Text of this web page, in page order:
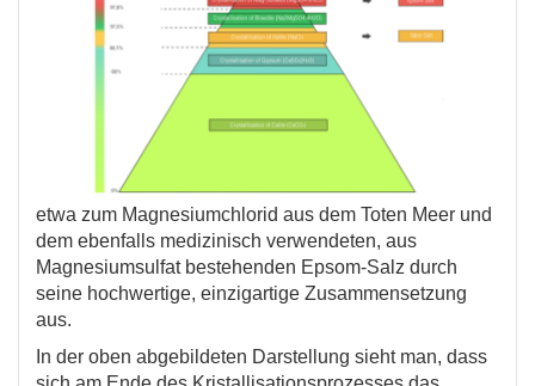
etwa zum Magnesiumchlorid aus dem Toten Meer und
dem ebenfalls medizinisch verwendeten, aus
Magnesiumsulfat bestehenden Epsom-Salz durch
seine hochwertige, einzigartige Zusammensetzung
aus.
In der oben abgebildeten Darstellung sieht man, dass